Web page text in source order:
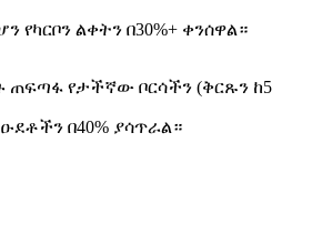
ልቀትን በ30%+ ቀንሰዋል።
ጠፍጣፋ የታችኛው ቦርሳችን (ቅርጹን ከ5
በ40% ያሳጥራል።